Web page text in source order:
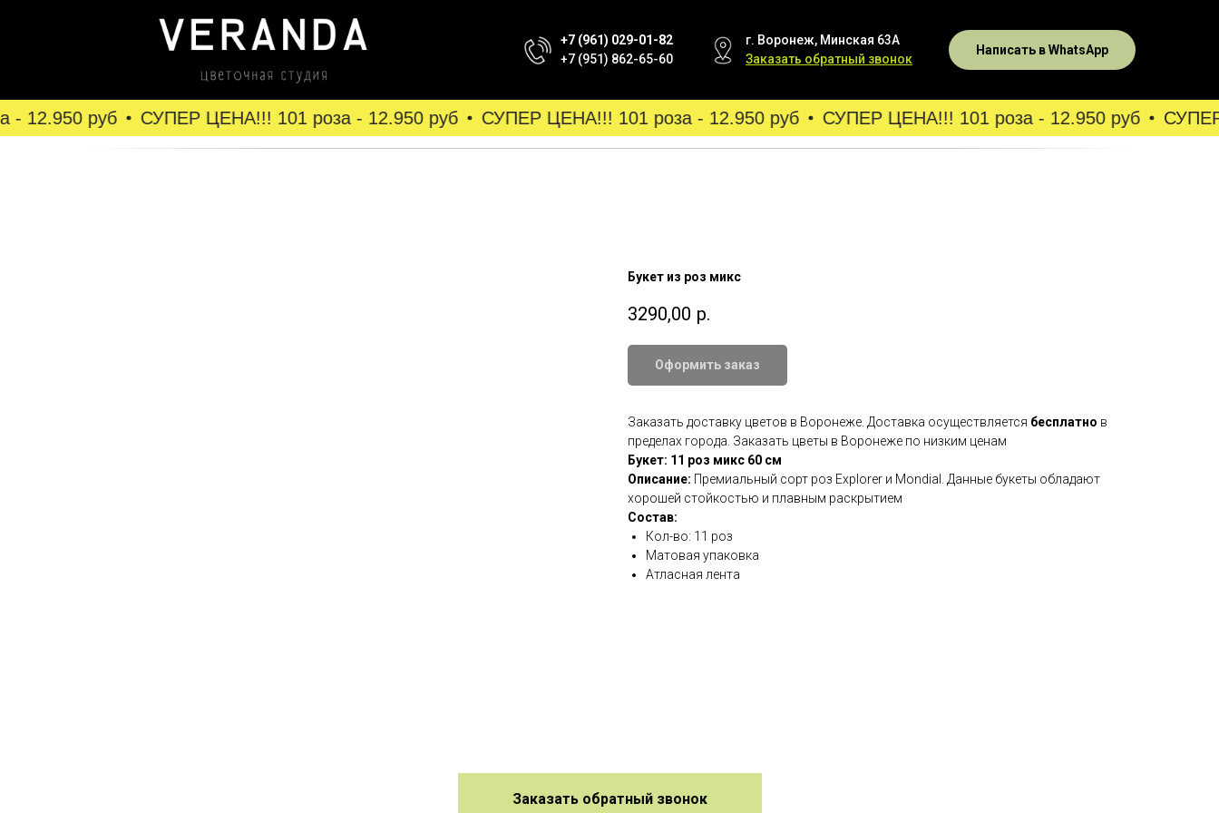
+7 (961) 029-01-82
+7 (951) 862-65-60
г. Воронеж, Минская 63А
Заказать обратный звонок
Написать в WhatsApp
12.950 руб СУПЕР ЦЕНА!!! 101 роза - 12.950 руб СУПЕР ЦЕНА!!! 101 роза - 12.950 руб СУПЕР ЦЕНА!!! 101 роза - 12.950 руб СУПЕР
Букет из роз микс
3290,00 р.
Оформить заказ
Заказать доставку цветов в Воронеже. Доставка осуществляется бесплатно в
пределах города. Заказать цветы в Воронеже по низким ценам
Букет: 11 роз микс 60 см
Описание: Премиальный сорт роз Explorer и Mondial. Данные букеты обладают
хорошей стойкостью и плавным раскрытием
Состав:
Кол-во: 11 роз
Матовая упаковка
Атласная лента
Заказать обратный звонок